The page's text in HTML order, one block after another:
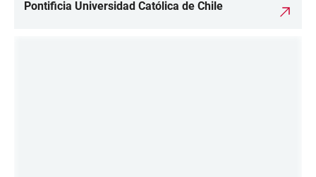
Pontificia Universidad Católica de Chile